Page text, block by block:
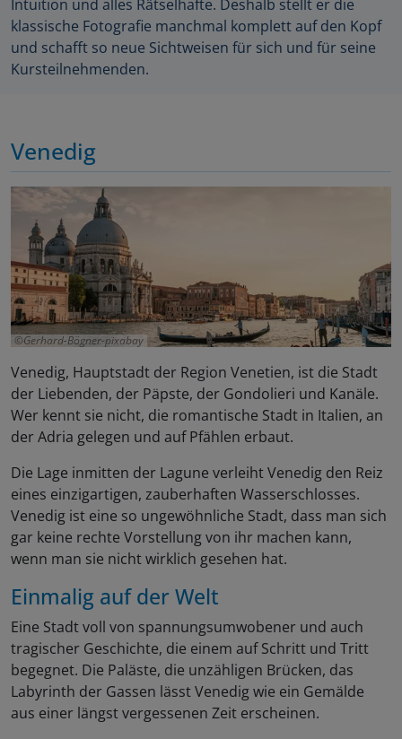
Intuition und alles Rätselhafte. Deshalb stellt er die
klassische Fotografie manchmal komplett auf den Kopf
und schafft so neue Sichtweisen für sich und für seine
Kursteilnehmenden.
Venedig
Gerhard-Bögner-pixabay
Venedig, Hauptstadt der Region Venetien, ist die Stadt
der Liebenden, der Päpste, der Gondolieri und Kanäle.
Wer kennt sie nicht, die romantische Stadt in Italien, an
der Adria gelegen und auf Pfählen erbaut.
Die Lage inmitten der Lagune verleiht Venedig den Reiz
eines einzigartigen, zauberhaften Wasserschlosses.
Venedig ist eine so ungewöhnliche Stadt, dass man sich
gar keine rechte Vorstellung von ihr machen kann,
wenn man sie nicht wirklich gesehen hat.
Einmalig auf der Welt
Eine Stadt voll von spannungsumwobener und auch
tragischer Geschichte, die einem auf Schritt und Tritt
begegnet. Die Paläste, die unzähligen Brücken, das
Labyrinth der Gassen lässt Venedig wie ein Gemälde
aus einer längst vergessenen Zeit erscheinen.